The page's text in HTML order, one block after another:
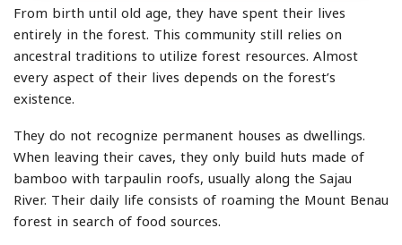
From birth until old age, they have spent their lives
entirely in the forest. This community still relies on
ancestral traditions to utilize forest resources. Almost
every aspect of their lives depends on the forest’s
existence.
They do not recognize permanent houses as dwellings.
When leaving their caves, they only build huts made of
bamboo with tarpaulin roofs, usually along the Sajau
River. Their daily life consists of roaming the Mount Benau
forest in search of food sources.